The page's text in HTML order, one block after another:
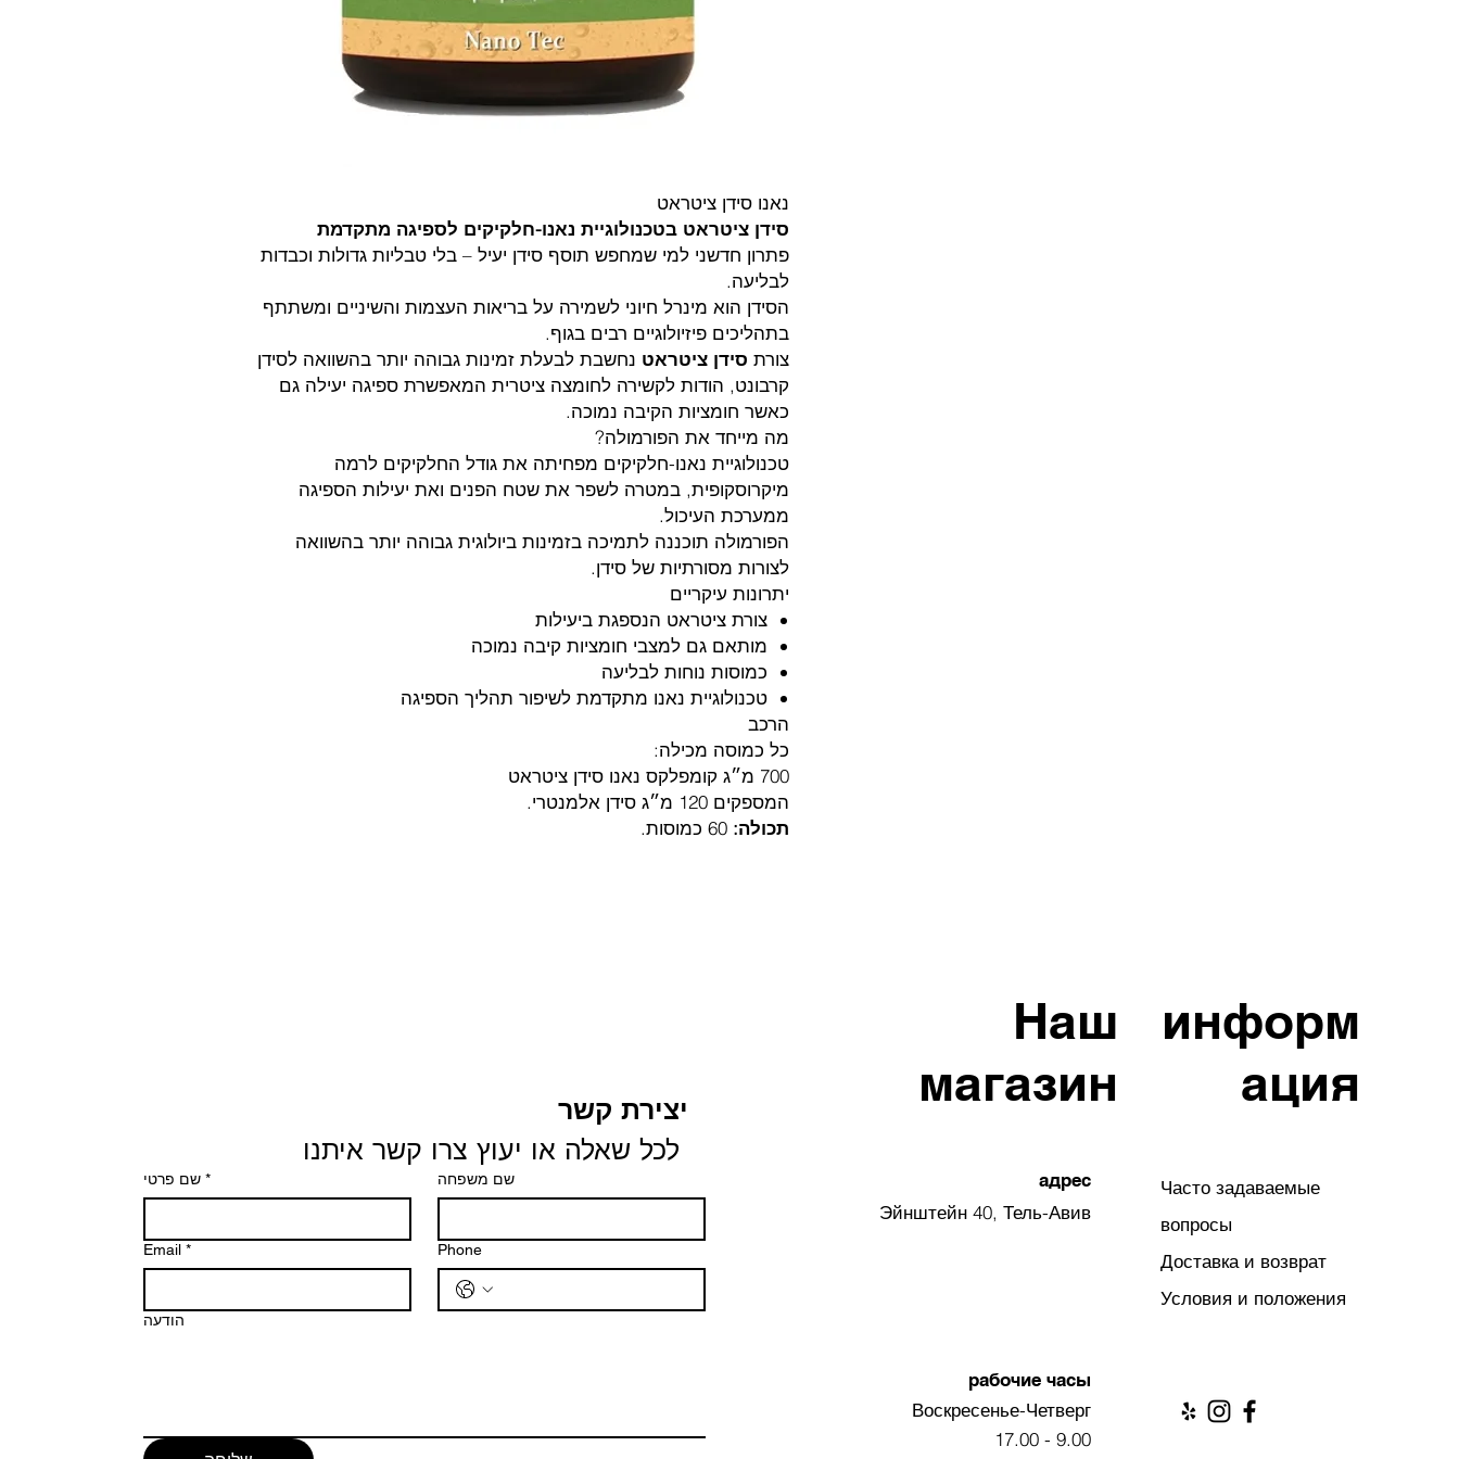
נאנו סידן ציטראט
סידן ציטראט בטכנולוגיית נאנו-חלקיקים לספיגה מתקדמת
פתרון חדשני למי שמחפש תוסף סידן יעיל – בלי טבליות גדולות וכבדות
לבליעה.
הסידן הוא מינרל חיוני לשמירה על בריאות העצמות והשיניים ומשתתף
בתהליכים פיזיולוגיים רבים בגוף.
צורת סידן ציטראט נחשבת לבעלת זמינות גבוהה יותר בהשוואה לסידן
קרבונט, הודות לקשירה לחומצה ציטרית המאפשרת ספיגה יעילה גם
כאשר חומציות הקיבה נמוכה.
מה מייחד את הפורמולה?
טכנולוגיית נאנו-חלקיקים מפחיתה את גודל החלקיקים לרמה
מיקרוסקופית, במטרה לשפר את שטח הפנים ואת יעילות הספיגה
ממערכת העיכול.
הפורמולה תוכננה לתמיכה בזמינות ביולוגית גבוהה יותר בהשוואה
לצורות מסורתיות של סידן.
יתרונות עיקריים
צורת ציטראט הנספגת ביעילות
מותאם גם למצבי חומציות קיבה נמוכה
כמוסות נוחות לבליעה
טכנולוגיית נאנו מתקדמת לשיפור תהליך הספיגה
הרכב
כל כמוסה מכילה:
700 מ״ג קומפלקס נאנו סידן ציטראט
המספקים 120 מ״ג סידן אלמנטרי.
תכולה:
יצירת קשר
לכל שאלה או יעוץ צרו קשר איתנו
שם פרטי * שם משפחה
Email * Phone
הודעה
информ
ация
Наш
магазин
Часто задаваемые
вопросы
Доставка и возврат
Условия и положения
адрес
Эйнштейн 40, Тель-Авив
рабочие часы
Воскресенье-Четверг
9.00 - 17.00